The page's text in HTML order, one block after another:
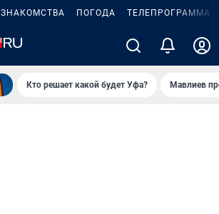
ЗНАКОМСТВА ПОГОДА ТЕЛЕПРОГРАММА
Кто решает какой будет Уфа? Мавлиев